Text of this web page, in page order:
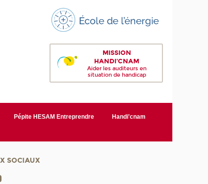
MISSION
HANDI'CNAM
Aider les auditeurs en
situation de handicap
Pépite HESAM Entreprendre
Handi'cnam
SOCIAUX